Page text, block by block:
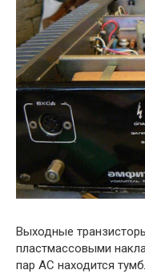
Выходные
пластмассовыми
пар АС находится